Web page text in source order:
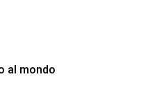
al mondo